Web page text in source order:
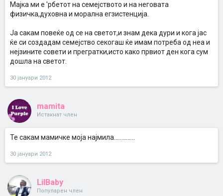
Мајка ми е 'рбетот на семејството и на неговата
физичка,духовна и морална егзистенција.
Ја сакам повеќе од се на светот,и знам дека дури и кога јас
ќе си создадам семејство секогаш ќе имам потреба од неа и
нејзините совети и прегратки,исто како првиот ден кога сум
дошла на светот.
30 јануари 2012
mamita
Истакнат член
Те сакам мамичке моја најмила..............
30 јануари 2012
LilBaby
Популарен член